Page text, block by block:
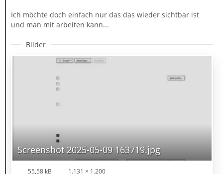
Ich möchte doch einfach nur das das wieder sichtbar ist
und man mit arbeiten kann...
Bilder
Screenshot 2025-05-09 163719.jpg
55,58 kB 1.131 × 1.200